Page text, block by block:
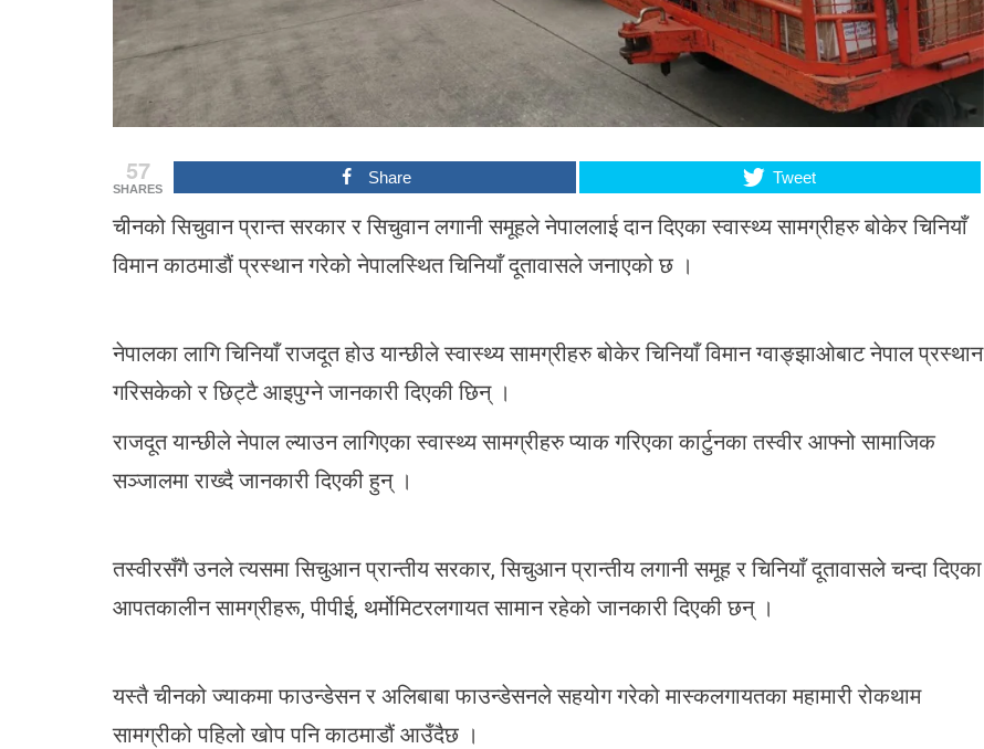
57
SHARES
Share Tweet
चीनको सिचुवान प्रान्त सरकार र सिचुवान लगानी समूहले नेपाललाई दान दिएका स्वास्थ्य सामग्रीहरु बोकेर चिनियाँ
विमान काठमाडौं प्रस्थान गरेको नेपालस्थित चिनियाँ दूतावासले जनाएको छ ।
नेपालका लागि चिनियाँ राजदूत होउ यान्छीले स्वास्थ्य सामग्रीहरु बोकेर चिनियाँ विमान ग्वाङ्झाओबाट नेपाल प्रस्थान
गरिसकेको र छिट्टै आइपुग्ने जानकारी दिएकी छिन् ।
राजदूत यान्छीले नेपाल ल्याउन लागिएका स्वास्थ्य सामग्रीहरु प्याक गरिएका कार्टुनका तस्वीर आफ्नो सामाजिक
सञ्जालमा राख्दै जानकारी दिएकी हुन् ।
तस्वीरसँगै उनले त्यसमा सिचुआन प्रान्तीय सरकार, सिचुआन प्रान्तीय लगानी समूह र चिनियाँ दूतावासले चन्दा दिएका
आपतकालीन सामग्रीहरू, पीपीई, थर्मोमिटरलगायत सामान रहेको जानकारी दिएकी छन् ।
यस्तै चीनको ज्याकमा फाउन्डेसन र अलिबाबा फाउन्डेसनले सहयोग गरेको मास्कलगायतका महामारी रोकथाम
सामग्रीको पहिलो खोप पनि काठमाडौं आउँदैछ ।